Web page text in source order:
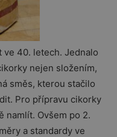
ve 40. letech. Jednalo
nejen složením,
směs, kterou stačilo
Pro přípravu cikorky
namlít. Ovšem po 2.
a standardy ve